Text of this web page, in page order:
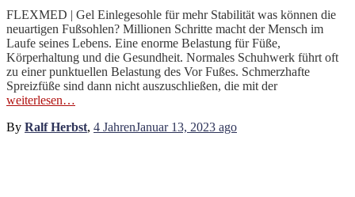
FLEXMED | Gel Einlegesohle für mehr Stabilität was können die
neuartigen Fußsohlen? Millionen Schritte macht der Mensch im
Laufe seines Lebens. Eine enorme Belastung für Füße,
Körperhaltung und die Gesundheit. Normales Schuhwerk führt oft
zu einer punktuellen Belastung des Vor Fußes. Schmerzhafte
Spreizfüße sind dann nicht auszuschließen, die mit der
weiterlesen…
By Ralf Herbst, 4 JahrenJanuar 13, 2023 ago